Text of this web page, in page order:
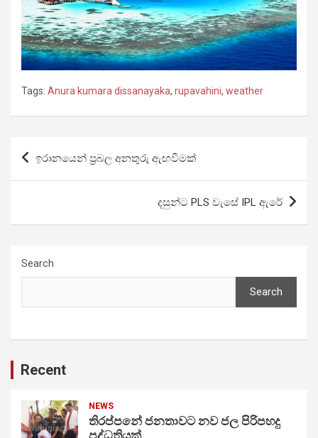
Tags: Anura kumara dissanayaka, rupavahini, weather
Post
navigation
ඉරානයෙන් ප්‍රබල අනතුරු ඇඟවීමක්
දසුන්ට PLS වැසේ IPL ඇරේ
Search
Search
Recent
NEWS
තිරප්පනේ ජනතාවට නව ජල පිරිපහදු
පද්ධතියක්